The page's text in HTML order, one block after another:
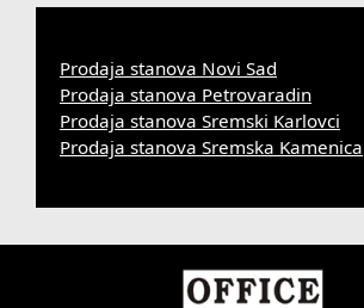
Prodaja stanova Novi Sad
Prodaja stanova Petrovaradin
Prodaja stanova Sremski Karlovci
Prodaja stanova Sremska Kamenica